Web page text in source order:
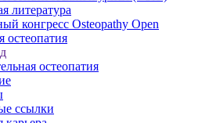
литература
конгресс Osteopathy Open
остеопатия
остеопатия
ссылки